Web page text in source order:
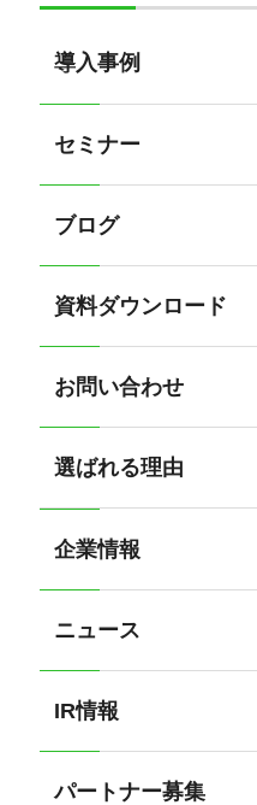
導入事例
セミナー
ブログ
資料ダウンロード
お問い合わせ
選ばれる理由
企業情報
ニュース
IR情報
パートナー募集